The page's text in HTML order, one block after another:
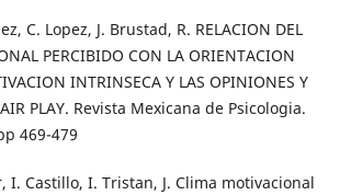
C. Lopez, J. Brustad, R. RELACION DEL
PERCIBIDO CON LA ORIENTACION
INTRINSECA Y LAS OPINIONES Y
PLAY. Revista Mexicana de Psicologia.
469-479
I. Castillo, I. Tristan, J. Clima motivacional